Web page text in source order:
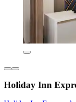
Holiday Inn